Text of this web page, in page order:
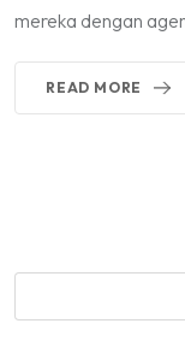
mereka dengan
READ MORE